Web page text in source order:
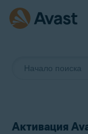
Активация